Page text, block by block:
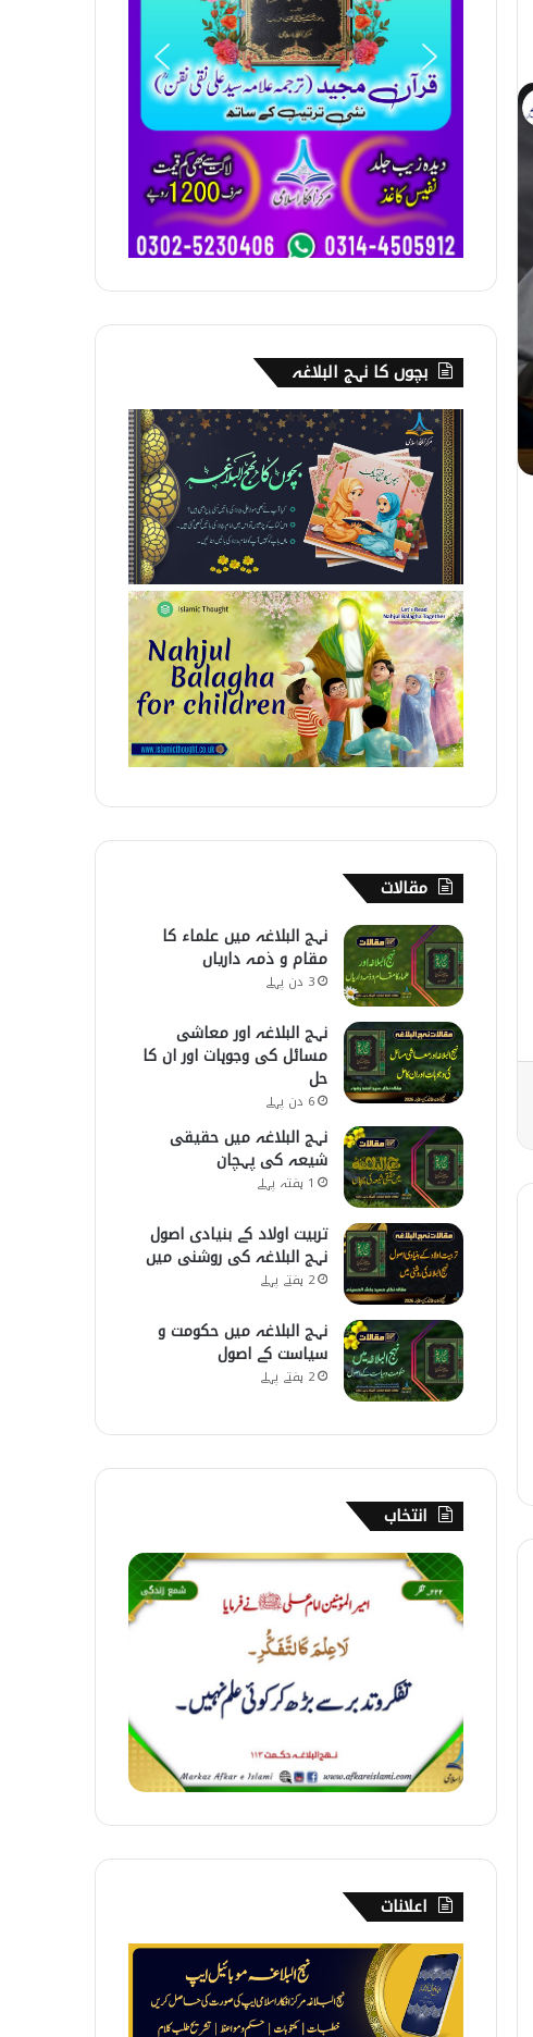
بچوں کا نہج البلاغہ
مقالات
نہج البلاغہ میں علماء کا
مقام و ذمہ داریاں
3 دن پہلے
نہج البلاغہ اور معاشی
مسائل کی وجوہات اور ان کا
حل
6 دن پہلے
نہج البلاغہ میں حقیقی
شیعہ کی پہچان
1 ہفتہ پہلے
تربیت اولاد کے بنیادی اصول
نہج البلاغہ کی روشنی میں
2 ہفتے پہلے
نہج البلاغہ میں حکومت و
سیاست کے اصول
2 ہفتے پہلے
انتخاب
2
2
2
۔
ر
اعلانات